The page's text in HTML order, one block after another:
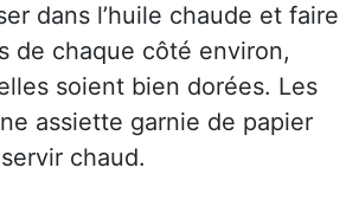
dans l’huile chaude et faire
de chaque côté environ,
soient bien dorées. Les
assiette garnie de papier
chaud.